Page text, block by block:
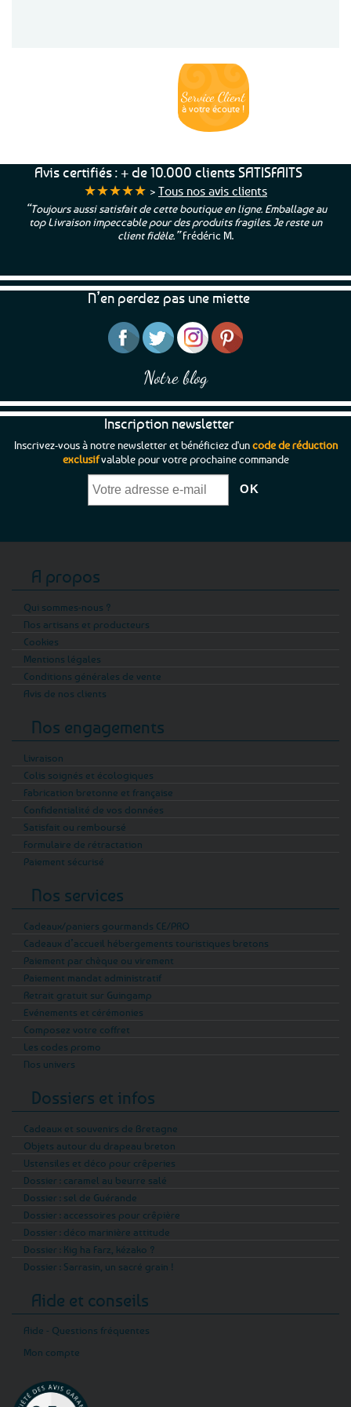
Service Client
à votre écoute !
Avis certifiés : + de 10.000 clients SATISFAITS
★★★★★ > Tous nos avis clients
“Toujours aussi satisfait de cette boutique en ligne. Emballage au
top Livraison impeccable pour des produits fragiles. Je reste un
client fidèle.”Frédéric M.
N’en perdez pas une miette
Notre blog
Inscription newsletter
Inscrivez-vous à notre newsletter et bénéficiez d'uncode de réduction
exclusifvalable pour votre prochaine commande
A propos
Qui sommes-nous ?
Nos artisans et producteurs
Cookies
Mentions légales
Conditions générales de vente
Avis de nos clients
Nos engagements
Livraison
Colis soignés et écologiques
Fabrication bretonne et française
Confidentialité de vos données
Satisfait ou remboursé
Formulaire de rétractation
Paiement sécurisé
Nos services
Cadeaux/paniers gourmands CE/PRO
Cadeaux d’accueil hébergements touristiques bretons
Paiement par chèque ou virement
Paiement mandat administratif
Retrait gratuit sur Guingamp
Evénements et cérémonies
Composez votre coffret
Les codes promo
Nos univers
Dossiers et infos
Cadeaux et souvenirs de Bretagne
Objets autour du drapeau breton
Ustensiles et déco pour crêperies
Dossier : caramel au beurre salé
Dossier : sel de Guérande
Dossier : accessoires pour crêpière
Dossier : déco marinière attitude
Dossier : Kig ha Farz, kézako ?
Dossier : Sarrasin, un sacré grain !
Aide et conseils
Aide - Questions fréquentes
Mon compte